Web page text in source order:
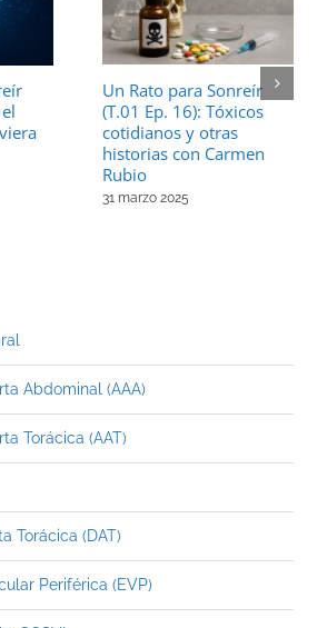
Un Rato para Sonreír
(T.01 Ep. 16): Tóxicos
cotidianos y otras
historias con Carmen
Rubio
31 marzo 2025
Abdominal (AAA)
Torácica (AAT)
Torácica (DAT)
Periférica (EVP)